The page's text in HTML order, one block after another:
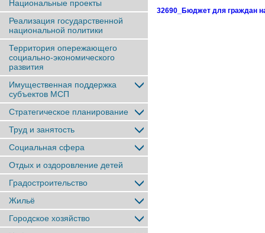
Национальные проекты
Реализация государственной
национальной политики
Территория опережающего
социально-экономического
развития
Имущественная поддержка
субъектов МСП
Стратегическое планирование
Труд и занятость
Социальная сфера
Отдых и оздоровление детей
Градостроительство
Жильё
Городское хозяйство
32690_Бюджет для граждан